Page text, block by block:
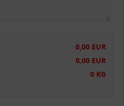
0,00 EUR
0,00 EUR
0 KG